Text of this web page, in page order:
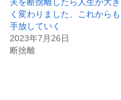
夫を断捨離したら人生が大き
く変わりました、これからも
手放していく
2023年7月26日
断捨離